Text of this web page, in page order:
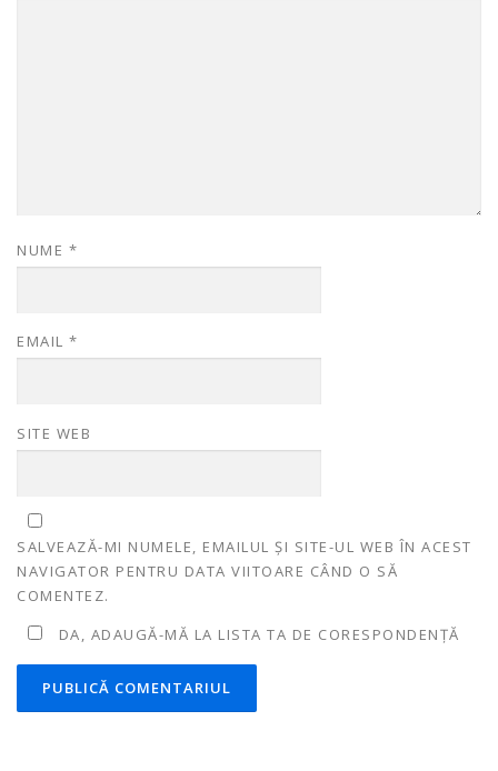
NUME *
EMAIL *
SITE WEB
SALVEAZĂ-MI NUMELE, EMAILUL ȘI SITE-UL WEB ÎN ACEST
NAVIGATOR PENTRU DATA VIITOARE CÂND O SĂ
COMENTEZ.
DA, ADAUGĂ-MĂ LA LISTA TA DE CORESPONDENȚĂ